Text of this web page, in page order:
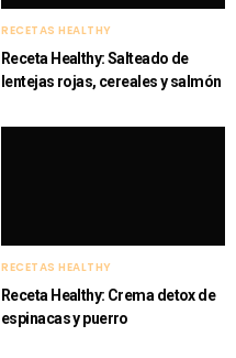
RECETAS HEALTHY
Receta Healthy: Salteado de
lentejas rojas, cereales y salmón
RECETAS HEALTHY
Receta Healthy: Crema detox de
espinacas y puerro